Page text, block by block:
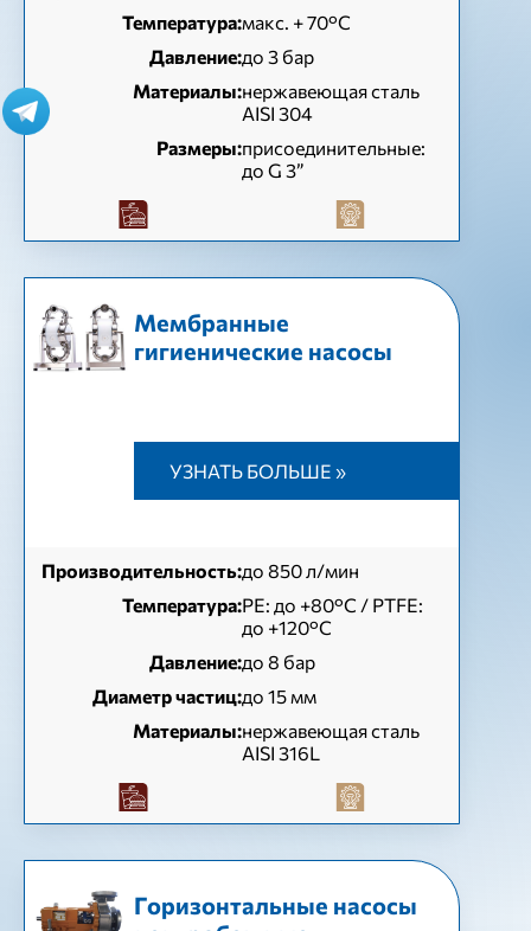
Температура:макс. + 70°C
Давление:до 3 бар
Материалы:нержавеющая сталь
AISI 304
Размеры:присоединительные:
до G 3”
Мембранные
гигиенические насосы
УЗНАТЬ БОЛЬШЕ »
Производительность:до 850 л/мин
Температура:РЕ: до +80°C / PTFE:
до +120°C
Давление:до 8 бар
Диаметр частиц:до 15 мм
Материалы:нержавеющая сталь
AISI 316L
Горизонтальные насосы